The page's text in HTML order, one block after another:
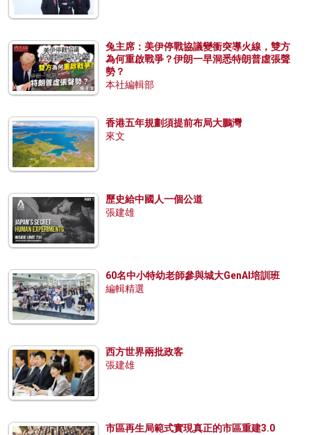
兔主席：美伊停戰協議變衝突導火線，雙方
為何重啟戰爭？伊朗一早洞悉特朗普虛張聲
勢？
本社編輯部
香港五年規劃須提前布局大鵬灣
來文
歷史給中國人一個公道
張建雄
60名中小特幼老師參與城大GenAI培訓班
編輯精選
西方世界兩批政客
張建雄
市區再生局範式實現真正的市區重建3.0